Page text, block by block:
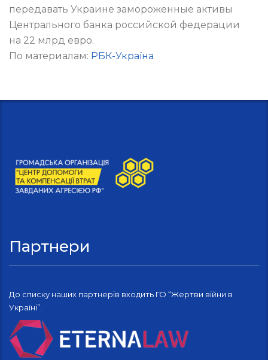
передавать Украине замороженные активы
Центрального банка российской федерации
на 22 млрд евро.
По материалам: РБК-Україна
Партнери
До списку наших партнерів входить ГО “Жертви війни в
Україні”.